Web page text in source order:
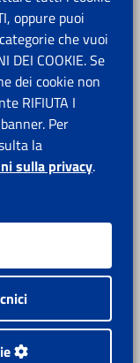
oppure puoi
che vuoi
DEI COOKIE. Se
dei cookie non
RIFIUTA I
Per
la
sulla privacy.